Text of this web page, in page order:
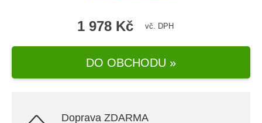
1 978 Kč vč. DPH
DO OBCHODU »
Doprava ZDARMA